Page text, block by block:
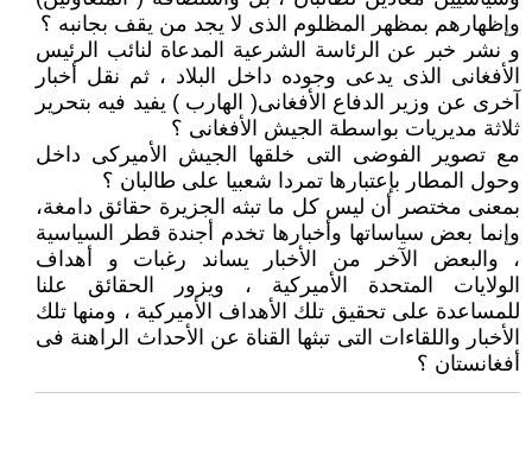
وإظهارهم بمظهر المظلوم الذى لا يجد من يقف بجانبه ؟
و نشر خبر عن الرئاسة الشرعية المدعاة لنائب الرئيس
الأفغانى الذى يدعى وجوده داخل البلاد ، ثم نقل أخبار
آخرى عن وزير الدفاع الأفغانى( الهارب ) يفيد فيه بتحرير
ثلاثة مديريات بواسطة الجيش الأفغانى ؟
مع تصوير الفوضى التى خلقها الجيش الأميركى داخل
وحول المطار بإعتبارها تمردا شعبيا على طالبان ؟
بمعنى مختصر أن ليس كل ما تبثه الجزيرة حقائق دامغة،
وإنما بعض سياساتها وأخبارها تخدم أجندة قطر السياسية
، والبعض الآخر من الأخبار يساند رغبات و أهداف
الولايات المتحدة الأميركية ، ويزور الحقائق علنا
للمساعدة على تحقيق تلك الأهداف الأميركية ، ومنها تلك
الأخبار واللقاءات التى تبثها القناة عن الأحداث الراهنة فى
أفغانستان ؟